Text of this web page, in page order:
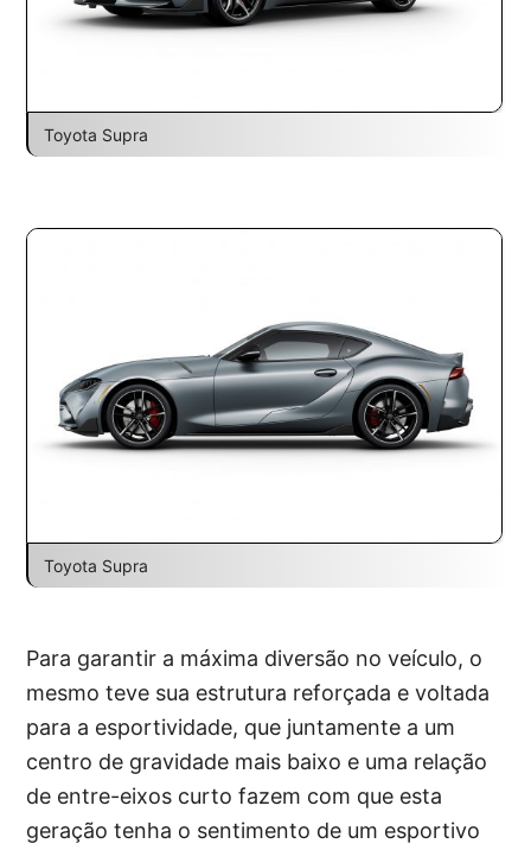
Toyota Supra
Toyota Supra
Para garantir a máxima diversão no veículo, o
mesmo teve sua estrutura reforçada e voltada
para a esportividade, que juntamente a um
centro de gravidade mais baixo e uma relação
de entre-eixos curto fazem com que esta
geração tenha o sentimento de um esportivo